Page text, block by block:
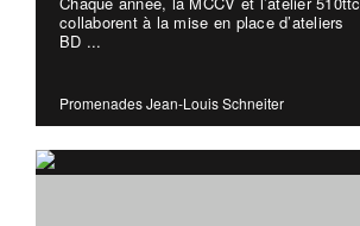
collaborent à la mise en place d’ateliers
BD ...
Promenades Jean-Louis Schneiter